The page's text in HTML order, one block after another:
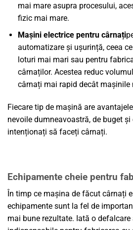
mai mare asupra procesului,
fizic mai mare.
Mașini electrice pentru cârnați
automatizare și ușurință, ceea
loturi mai mari sau pentru
cârnaților. Acestea reduc
cârnați mai rapid decât mașinile
Fiecare tip de mașină are
nevoile dumneavoastră, de buget
intenționați să faceți cârnați.
Echipamente cheie pentru
În timp ce mașina de făcut cârnați
echipamente sunt la fel de
mai bune rezultate. Iată o defalcare